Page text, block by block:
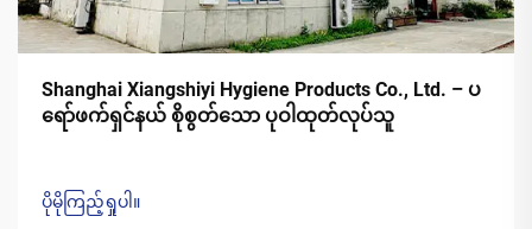
Shanghai Xiangshiyi Hygiene Products Co., Ltd. – ပ
ရော်ဖက်ရှင်နယ် စိုစွတ်သော ပုဝါထုတ်လုပ်သူ
ပိုမိုကြည့်ရှုပါ။